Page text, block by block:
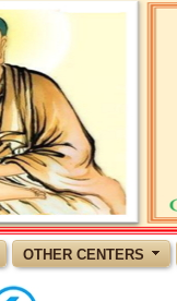
OTHER CENTERS